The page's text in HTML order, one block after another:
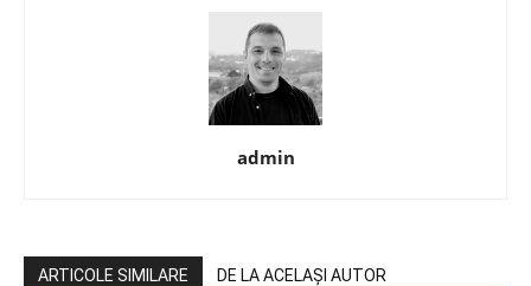
admin
ARTICOLE SIMILARE DE LA ACELAȘI AUTOR